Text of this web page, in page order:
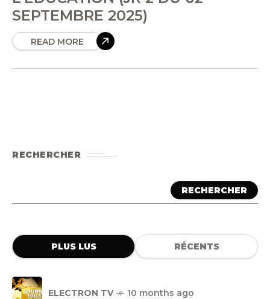
SEPTEMBRE 2025)
READ MORE
RECHERCHER
RECHERCHER
PLUS LUS RÉCENTS
ELECTRON TV 10 months ago